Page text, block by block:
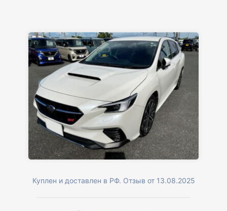
Куплен и доставлен в РФ. Отзыв от 13.08.2025